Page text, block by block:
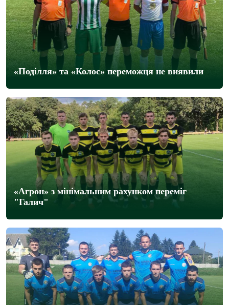
«Поділля» та «Колос» переможця не виявили
«Агрон» з мінімальним рахунком переміг
"Галич"